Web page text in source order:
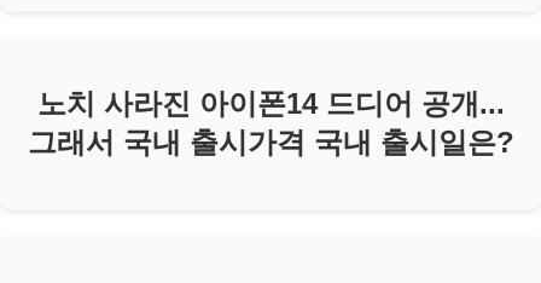
노치 사라진 아이폰14 드디어 공개...
그래서 국내 출시가격 국내 출시일은?